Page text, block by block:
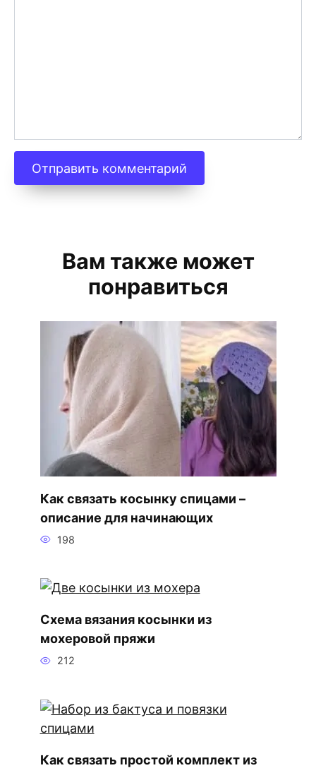
Вам также может
понравиться
Как связать косынку спицами –
описание для начинающих
198
Схема вязания косынки из
мохеровой пряжи
212
Как связать простой комплект из